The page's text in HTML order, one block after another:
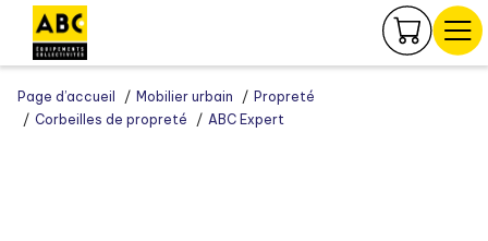
Page d’accueil Mobilier urbain
Propreté
Corbeilles de propreté
ABC Expert
Panneau de gestion des cookies